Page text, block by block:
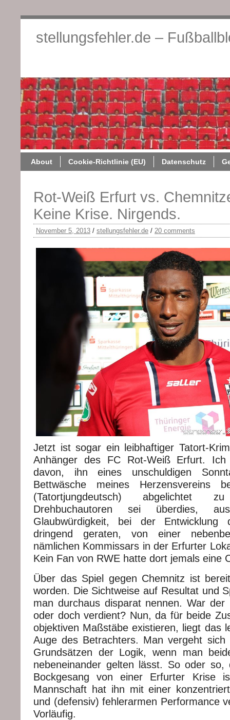
stellungsfehler.de –
About Cookie-Richtlinie (EU) Datenschutz
Rot-Weiß Erfurt vs.
Keine Krise. Nirgends.
November 5, 2013 / stellungsfehler.de / 20 comments
Jetzt ist sogar ein leibhaftiger Tatort-
Anhänger des FC Rot-Weiß Erfurt. Ich
davon, ihn eines unschuldigen
Bettwäsche meines Herzensvereins
(Tatortjungdeutsch) abgelichtet
Drehbuchautoren sei überdies,
Glaubwürdigkeit, bei der Entwicklung
dringend geraten, von einer
nämlichen Kommissars in der Erfurter
Kein Fan von RWE hatte dort jemals eine
Über das Spiel gegen Chemnitz ist
worden. Die Sichtweise auf Resultat und
man durchaus disparat nennen. War der
oder doch verdient? Nun, da für beide
objektiven Maßstäbe existieren, liegt das
Auge des Betrachters. Man vergeht
Grundsätzen der Logik, wenn man
nebeneinander gelten lässt. So oder so,
Bockgesang von einer Erfurter Krise
Mannschaft hat ihn mit einer
und (defensiv) fehlerarmen Performance
Vorläufig.